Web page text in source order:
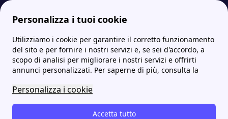
Personalizza i tuoi cookie
Utilizziamo i cookie per garantire il corretto funzionamento
del sito e per fornire i nostri servizi e, se sei d'accordo, a
scopo di analisi per migliorare i nostri servizi e offrirti
annunci personalizzati. Per saperne di più, consulta la
Personalizza i cookie
Accetta tutto
Energia-Luce.it MoreLuce Wekiwi luce e gas: offerte, tariffe e opinioni sul fornitore smart
Wekiwi luce e gas: offerte,
tariffe e opinioni sul
fornitore smart